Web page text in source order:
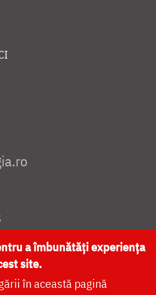
CATEDRALA NAȚIONALĂ
a îmbunătăți experiența
site.
în această pagină